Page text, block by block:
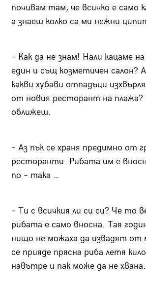
почивам там, че всичко е само
а знаеш колко са ми нежни
– Как да не знам! Нали кацаме
един и същ козметичен салон?
какви хубави отпадъци
от новия ресторант на плажа?
оближеш.
– Аз пък се храня предимно от
ресторанти. Рибата им е
по – така …
– Ти с всичкия ли си си? Че то
рибата е само вносна. Тая
нищо не можаха да извадят от
се прияде прясна риба летя
навътре и пак може да не хвана.